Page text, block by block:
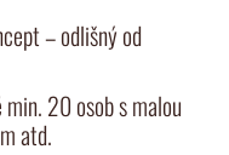
– odlišný od
20 osob s malou
atd.